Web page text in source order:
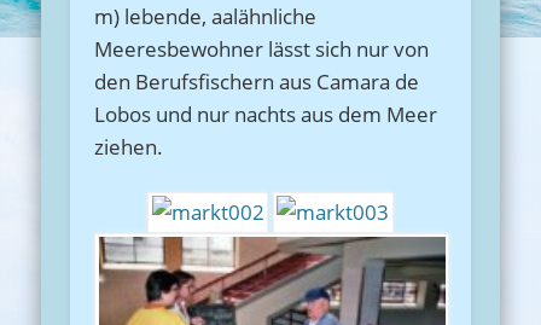
m) lebende, aalähnliche
Meeresbewohner lässt sich nur von
den Berufsfischern aus Camara de
Lobos und nur nachts aus dem Meer
ziehen.